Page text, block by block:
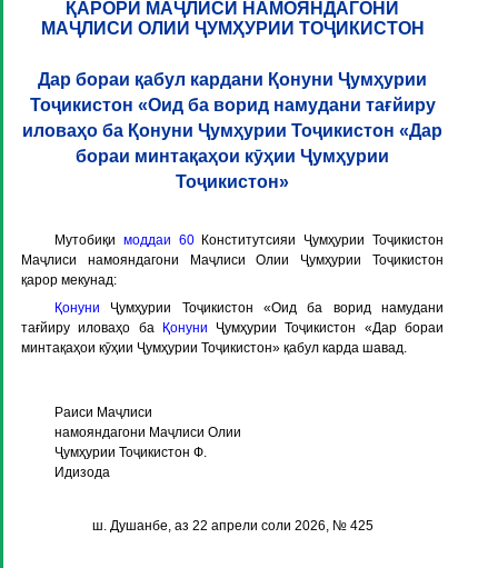
ҚАРОРИ МАҶЛИСИ НАМОЯНДАГОНИ
МАҶЛИСИ ОЛИИ ҶУМҲУРИИ ТОҶИКИСТОН
Дар бораи қабул кардани Қонуни Ҷумҳурии
Тоҷикистон «Оид ба ворид намудани тағйиру
иловаҳо ба Қонуни Ҷумҳурии Тоҷикистон «Дар
бораи минтақаҳои кӯҳии Ҷумҳурии
Тоҷикистон»
Мутобиқи моддаи 60Конститутсияи Ҷумҳурии Тоҷикистон
Маҷлиси намояндагони Маҷлиси Олии Ҷумҳурии Тоҷикистон
қарор мекунад:
Қонуни Ҷумҳурии Тоҷикистон «Оид ба ворид намудани
тағйиру иловаҳо ба
Қонуни Ҷумҳурии Тоҷикистон «Дар бораи
минтақаҳои кӯҳии Ҷумҳурии Тоҷикистон» қабул карда шавад.
Раиси Маҷлиси
намояндагони Маҷлиси Олии
Ҷумҳурии Тоҷикистон Ф.
Идизода
ш. Душанбе, аз 22 апрели соли 2026, № 425